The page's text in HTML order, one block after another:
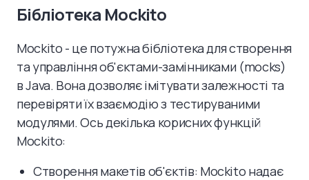
Бібліотека Mockito
Mockito - це потужна бібліотека для створення
та управління об'єктами-замінниками (mocks)
в Java. Вона дозволяє імітувати залежності та
перевіряти їх взаємодію з тестируваними
модулями. Ось декілька корисних функцій
Mockito:
Створення макетів об'єктів: Mockito надає